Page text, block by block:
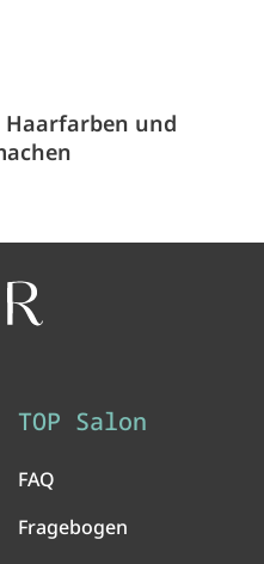
Haarfarben und
TOP Salon
FAQ
Fragebogen